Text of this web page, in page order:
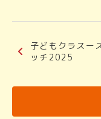
子どもクラスー
ッチ2025